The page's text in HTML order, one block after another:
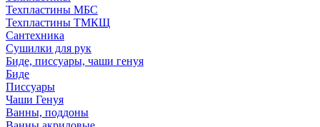
Техпластины МБС
Техпластины ТМКЩ
Сантехника
Сушилки для рук
Биде, писсуары, чаши генуя
Биде
Писсуары
Чаши Генуя
Ванны, поддоны